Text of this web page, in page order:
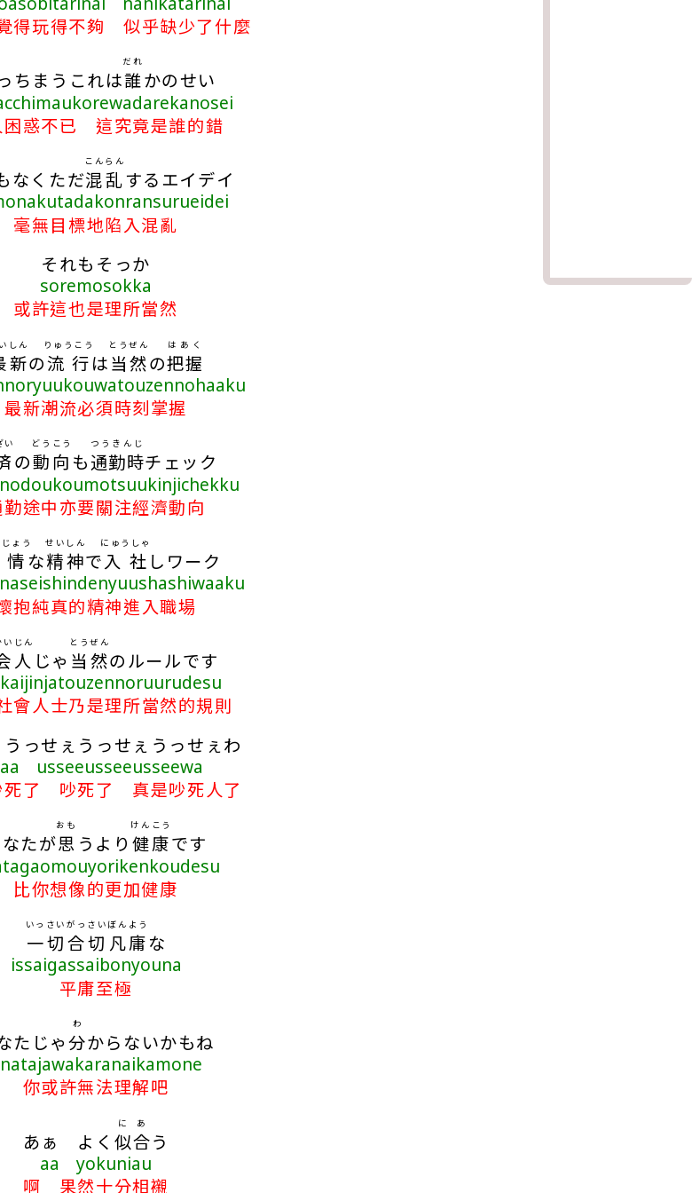
得玩得不夠 似乎缺少了什麼
ちまうこれは誰
だれ
かのせい
困惑不已 這究竟是誰的錯
なくただ混乱
こんらん
するエイデイ
毫無目標地陷入混亂
それもそっか
soremosokka
或許這也是理所當然
新
しん
の流行
りゅうこう
は当然
とうぜん
の把握
はあく
最新潮流必須時刻掌握
い
の動向
どうこう
も通勤時
つうきんじ
チェック
途中亦要關注經濟動向
ょう
な精神
せいしん
で入社
にゅうしゃ
しワーク
抱純真的精神進入職場
人
いじん
じゃ 当然
とうぜん
のルールです
會人士乃是理所當然的規則
っせぇうっせぇうっせぇわ
usseeusseeusseewa
了 吵死了 真是吵死人了
たが思
おも
うより 健康
けんこう
です
比你想像的更加健康
一切合切
いっさいがっさい
凡庸
ぼんよう
な
issaigassaibonyouna
平庸至極
たじゃ分
わ
からないかもね
你或許無法理解吧
あぁ よく 似
に
合
あ
う
aa yokuniau
啊 果然十分相襯